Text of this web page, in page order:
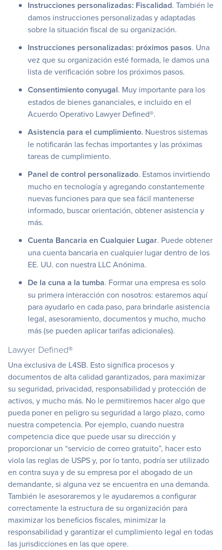
Instrucciones personalizadas: Fiscalidad. También le
damos instrucciones personalizadas y adaptadas
sobre la situación fiscal de su organización.
Instrucciones personalizadas: próximos pasos. Una
vez que su organización esté formada, le damos una
lista de verificación sobre los próximos pasos.
Consentimiento conyugal. Muy importante para los
estados de bienes gananciales, e incluido en el
Acuerdo Operativo Lawyer Defined®.
Asistencia para el cumplimiento. Nuestros sistemas
le notificarán las fechas importantes y las próximas
tareas de cumplimiento.
Panel de control personalizado. Estamos invirtiendo
mucho en tecnología y agregando constantemente
nuevas funciones para que sea fácil mantenerse
informado, buscar orientación, obtener asistencia y
más.
Cuenta Bancaria en Cualquier Lugar. Puede obtener
una cuenta bancaria en cualquier lugar dentro de los
EE. UU. con nuestra LLC Anónima.
De la cuna a la tumba. Formar una empresa es solo
su primera interacción con nosotros: estaremos aquí
para ayudarlo en cada paso, para brindarle asistencia
legal, asesoramiento, documentos y mucho, mucho
más (se pueden aplicar tarifas adicionales).
Lawyer Defined®
Una exclusiva de L4SB. Esto significa procesos y
documentos de alta calidad garantizados, para maximizar
su seguridad, privacidad, responsabilidad y protección de
activos, y mucho más. No le permitiremos hacer algo que
pueda poner en peligro su seguridad a largo plazo, como
nuestra competencia. Por ejemplo, cuando nuestra
competencia dice que puede usar su dirección y
proporcionar un “servicio de correo gratuito”, hacer esto
viola las reglas de USPS y, por lo tanto, podría ser utilizado
en contra suya y de su empresa por el abogado de un
demandante, si alguna vez se encuentra en una demanda.
También le asesoraremos y le ayudaremos a configurar
correctamente la estructura de su organización para
maximizar los beneficios fiscales, minimizar la
responsabilidad y garantizar el cumplimiento legal en todas
las jurisdicciones en las que opere.